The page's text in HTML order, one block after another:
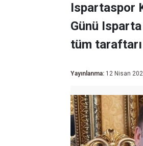
Ispartaspor
Günü
tüm
Yayınlanma: 12 Nisan